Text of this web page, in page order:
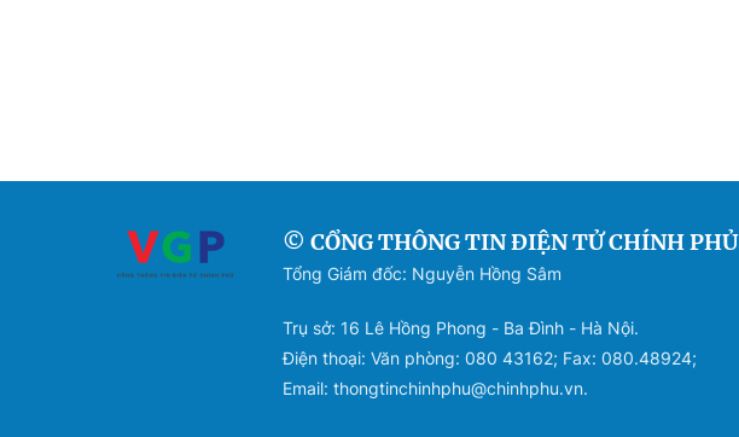
© CỔNG THÔNG TIN ĐIỆN TỬ CHÍNH PHỦ
Tổng Giám đốc: Nguyễn Hồng Sâm
Trụ sở: 16 Lê Hồng Phong - Ba Đình - Hà Nội.
Điện thoại: Văn phòng: 080 43162; Fax: 080.48924;
Email: thongtinchinhphu@chinhphu.vn.